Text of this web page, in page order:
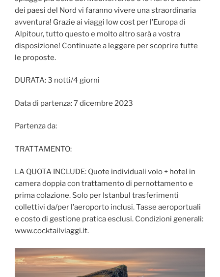
dei paesi del Nord vi faranno vivere una straordinaria
avventura! Grazie ai viaggi low cost per l’Europa di
Alpitour, tutto questo e molto altro sarà a vostra
disposizione! Continuate a leggere per scoprire tutte
le proposte.
DURATA: 3 notti/4 giorni
Data di partenza: 7 dicembre 2023
Partenza da:
TRATTAMENTO:
LA QUOTA INCLUDE: Quote individuali volo + hotel in
camera doppia con trattamento di pernottamento e
prima colazione. Solo per Istanbul trasferimenti
collettivi da/per l’aeroporto inclusi. Tasse aeroportuali
e costo di gestione pratica esclusi. Condizioni generali:
www.cocktailviaggi.it.